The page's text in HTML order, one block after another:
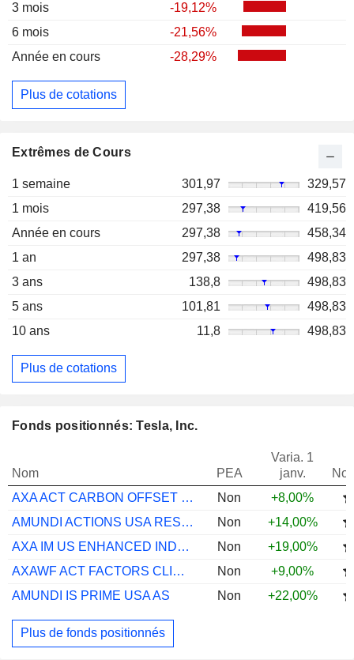
3 mois
-19,12%
6 mois
-21,56%
Année en cours
-28,29%
Plus de cotations
Extrêmes de Cours
1 semaine 301,97
329,57
1 mois
297,38
419,56
Année en cours
297,38
458,34
1 an
297,38
498,83
3 ans
138,8
498,83
5 ans
101,81
498,83
10 ans
11,8 498,83
Plus de cotations
Fonds positionnés: Tesla, Inc.
Nom PEA
Varia. 1
janv.
AXA ACT CARBON OFFSET EQUITY QI C
Non
+8,00%
AMUNDI ACTIONS USA RESPONSABLE P C
Non
+14,00%
AXA IM US ENHANCED INDEX EQ QI M $ ACC
Non
+19,00%
AXAWF ACT FACTORS CLIMATE EQ G CAP EUR
Non
+9,00%
AMUNDI IS PRIME USA AS
Non +22,00%
Plus de fonds positionnés